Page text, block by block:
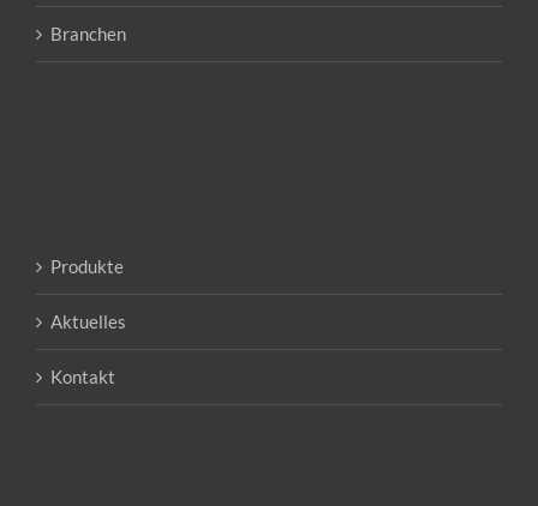
Branchen
Produkte
Aktuelles
Kontakt